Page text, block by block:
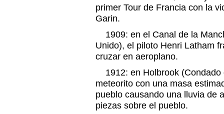
primer Tour de Francia con la
Garin.
1909: en el Canal de la
Unido), el piloto Henri Latham
cruzar en aeroplano.
1912: en Holbrook (Condado
meteorito con una masa
pueblo causando una lluvia de
piezas sobre el pueblo.